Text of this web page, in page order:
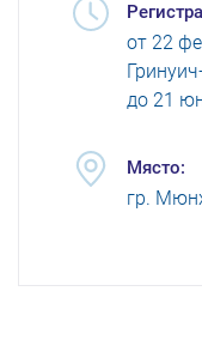
от 22
до 21
Място:
гр.